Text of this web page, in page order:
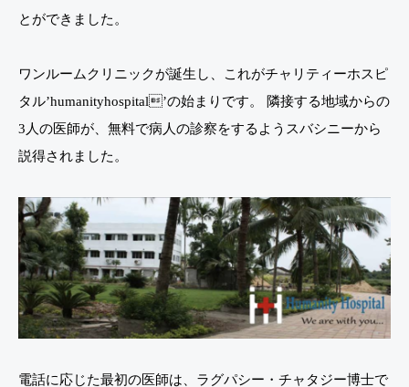
とができました。
ワンルームクリニックが誕生し、これがチャリティーホスピ
タル’humanityhospital’の始まりです。 隣接する地域からの
3人の医師が、無料で病人の診察をするようスバシニーから
説得されました。
電話に応じた最初の医師は、ラグパシー・チャタジー博士で